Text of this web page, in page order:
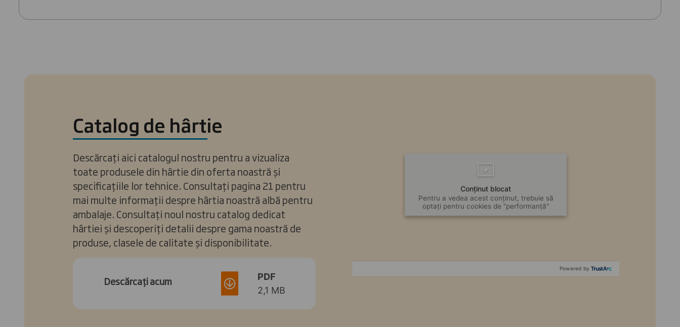
Catalog de hârtie
Descărcați aici catalogul nostru pentru a vizualiza
toate produsele din hârtie din oferta noastră și
specificațiile lor tehnice. Consultați pagina 21 pentru
mai multe informații despre hârtia noastră albă pentru
ambalaje. Consultați noul nostru catalog dedicat
hârtiei și descoperiți detalii despre gama noastră de
produse, clasele de calitate și disponibilitate.
Descărcați acum
PDF
2,1 MB
Conținut blocat
Pentru a vedea acest conținut, trebuie să
optați pentru cookies de "performanță"
Powered by